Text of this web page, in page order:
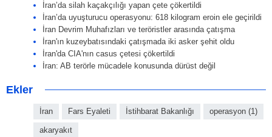
İran’da silah kaçakçılığı yapan çete çökertildi
İran’da uyuşturucu operasyonu: 618 kilogram eroin ele geçirildi
İran Devrim Muhafızları ve teröristler arasında çatışma
İran'ın kuzeybatısındaki çatışmada iki asker şehit oldu
İran'da CIA'nın casus çetesi çökertildi
İran: AB terörle mücadele konusunda dürüst değil
Ekler
İran Fars Eyaleti İstihbarat Bakanlığı operasyon (1)
akaryakıt